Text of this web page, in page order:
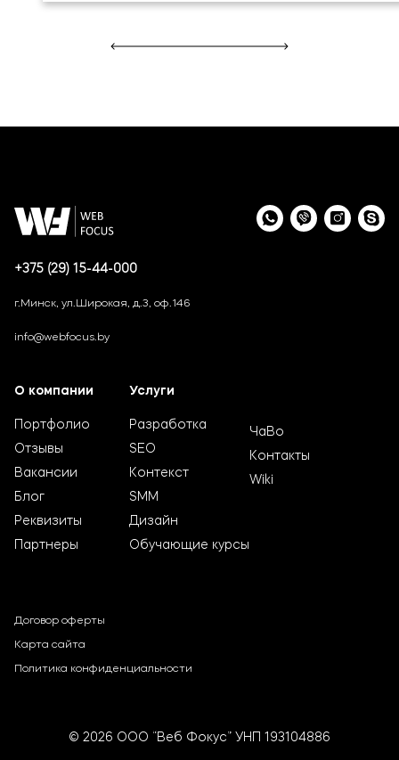
+375 (29) 15-44-000
г.Минск, ул.Широкая, д.3, оф.146
info@webfocus.by
О компании
Портфолио
Отзывы
Вакансии
Блог
Реквизиты
Партнеры
Услуги
Разработка
SEO
Контекст
SMM
Дизайн
Обучающие курсы
ЧаВо
Контакты
Wiki
© 2026 ООО “Веб Фокус” УНП 193104886
Договор оферты
Карта сайта
Политика конфиденциальности